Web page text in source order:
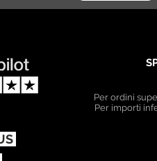
Per ordini
Per importi